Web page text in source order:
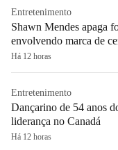
Entretenimento
Shawn Mendes apaga
envolvendo marca de
Há 12 horas
Entretenimento
Dançarino de 54 anos
liderança no Canadá
Há 12 horas